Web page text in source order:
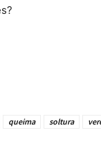
queima soltura